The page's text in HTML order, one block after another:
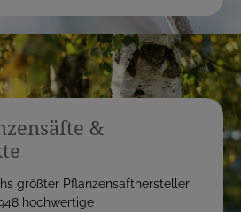
&
größter Pflanzensafthersteller
hochwertige